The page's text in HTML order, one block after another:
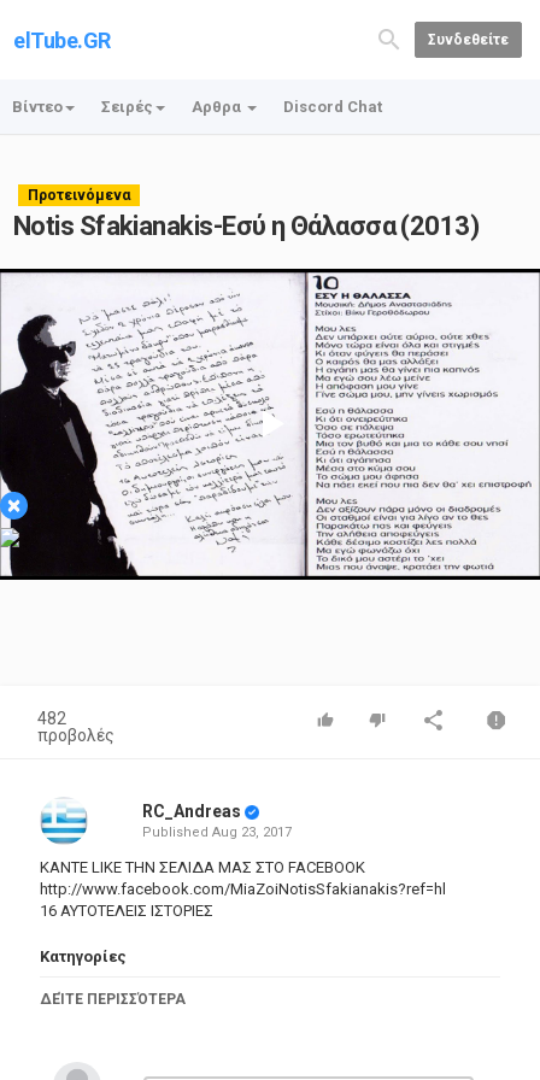
elTube.GR Συνδεθείτε
Βίντεο Σειρές Αρθρα Discord Chat
Προτεινόμενα
Notis Sfakianakis-Εσύ η Θάλασσα (2013)
×
Play
Video
482
προβολές
RC_Andreas
Published Aug 23, 2017
ΚΑΝΤΕ LIKE ΤΗΝ ΣΕΛΙΔΑ ΜΑΣ ΣΤΟ FACEBOOK
http://www.facebook.com/MiaZoiNotisSfakianakis?ref=hl
16 ΑΥΤΟΤΕΛΕΙΣ ΙΣΤΟΡΙΕΣ
Κατηγορίες
ΔΕΊΤΕ ΠΕΡΙΣΣΌΤΕΡΑ